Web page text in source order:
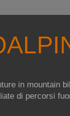
in mountain
di percorsi